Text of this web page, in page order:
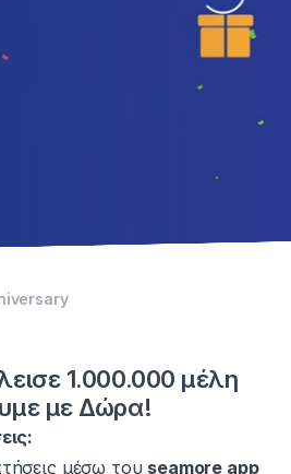
1.000.000 μέλη
με Δώρα!
μέσω του seamore app